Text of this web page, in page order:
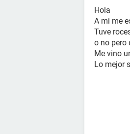
Hola
A mi me
Tuve
o no pero
Me vino
Lo mejor